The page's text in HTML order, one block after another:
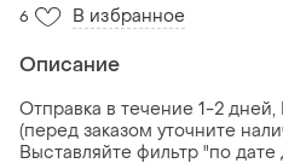
6 В избранное
Описание
Отправка в течение 1-2
(перед заказом уточните
Выставляйте фильтр "по